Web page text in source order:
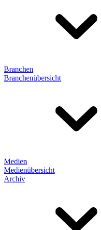
Branchen
Branchenübersicht
Medien
Medienübersicht
Archiv